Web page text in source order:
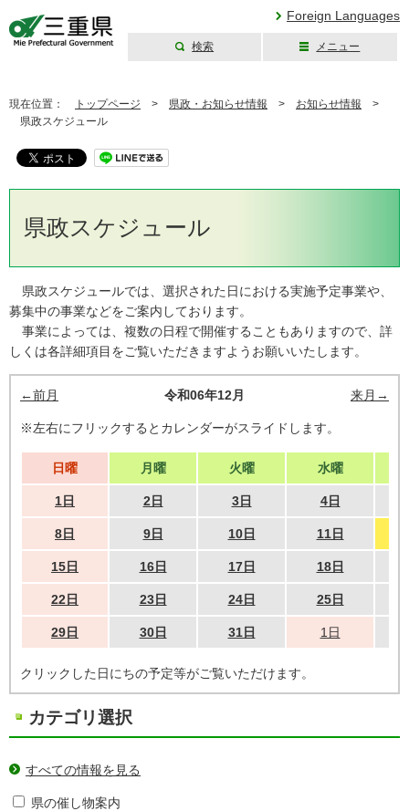
Foreign Languages
検索 メニュー
現在位置： トップページ > 県政・お知らせ情報 > お知らせ情報 >
県政スケジュール
県政スケジュール
県政スケジュールでは、選択された日における実施予定事業や、
募集中の事業などをご案内しております。
事業によっては、複数の日程で開催することもありますので、詳
しくは各詳細項目をご覧いただきますようお願いいたします。
←前月 令和06年12月 来月→
※左右にフリックするとカレンダーがスライドします。
日曜 月曜 火曜 水曜
1日 2日 3日 4日
8日 9日 10日 11日
15日 16日 17日 18日
22日 23日 24日 25日
29日 30日 31日 1日
クリックした日にちの予定等がご覧いただけます。
カテゴリ選択
すべての情報を見る
県の催し物案内